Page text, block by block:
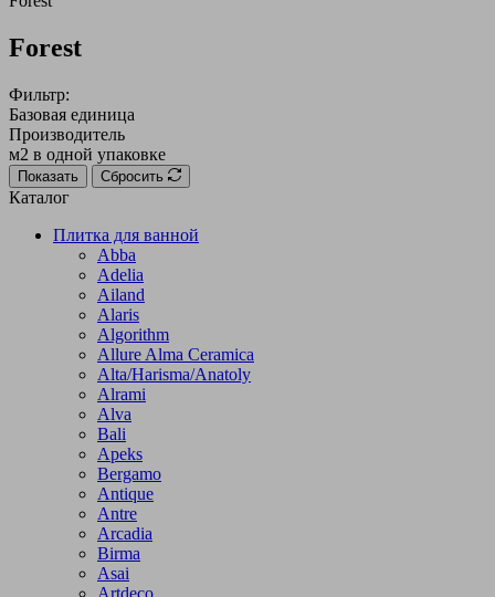
Forest
Фильтр:
Базовая единица
Производитель
м2 в одной упаковке
Показать Сбросить
Каталог
Плитка для ванной
Abba
Adelia
Ailand
Alaris
Algorithm
Allure Alma Ceramica
Alta/Harisma/Anatoly
Alrami
Alva
Bali
Apeks
Bergamo
Antique
Antre
Arcadia
Birma
Asai
Artdeco